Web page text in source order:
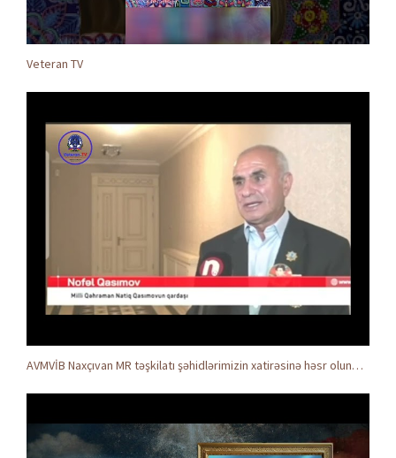
Veteran TV
AVMVİB Naxçıvan MR təşkilatı şəhidlərimizin xatirəsinə həsr olunmuş tədbir keçirdi